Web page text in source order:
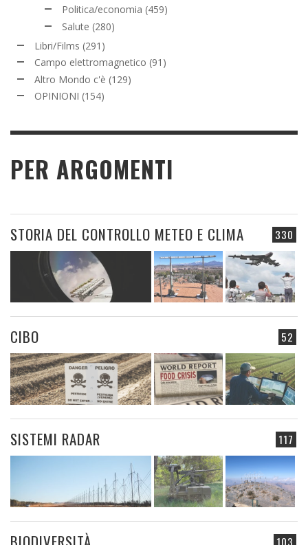
Politica/economia (459)
Salute (280)
Libri/Films (291)
Campo elettromagnetico (91)
Altro Mondo c'è (129)
OPINIONI (154)
PER ARGOMENTI
330
STORIA DEL CONTROLLO METEO E CLIMA
52
CIBO
117
SISTEMI RADAR
103